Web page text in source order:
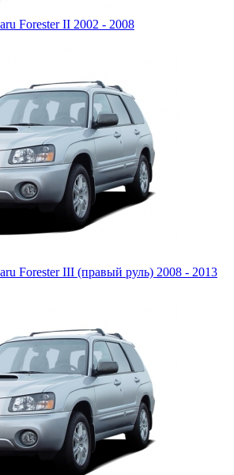
Forester II 2002 - 2008
Forester III (правый руль) 2008 - 2013